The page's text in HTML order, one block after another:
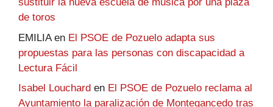
de toros
EMILIAen El PSOE de Pozuelo adapta sus
propuestas para las personas con discapacidad a
Lectura Fácil
Isabel Louchard en El PSOE de Pozuelo reclama al
Ayuntamiento la paralización de Montegancedo tras